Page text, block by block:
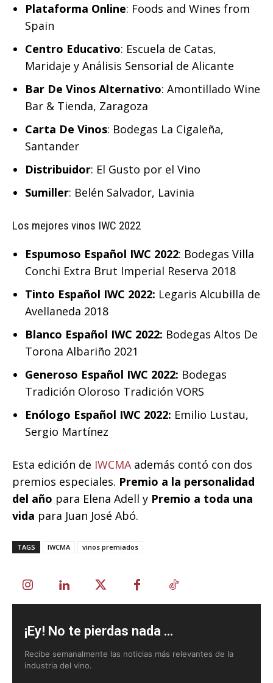
Plataforma Online: Foods and Wines from
Spain
Centro Educativo: Escuela de Catas,
Maridaje y Análisis Sensorial de Alicante
Bar De Vinos Alternativo: Amontillado Wine
Bar & Tienda, Zaragoza
Carta De Vinos: Bodegas La Cigaleña,
Santander
Distribuidor: El Gusto por el Vino
Sumiller: Belén Salvador, Lavinia
Los mejores vinos IWC 2022
Espumoso Español IWC 2022: Bodegas Villa
Conchi Extra Brut Imperial Reserva 2018
Tinto Español IWC 2022: Legaris Alcubilla de
Avellaneda 2018
Blanco Español IWC 2022: Bodegas Altos De
Torona Albariño 2021
Generoso Español IWC 2022: Bodegas
Tradición Oloroso Tradición VORS
Enólogo Español IWC 2022: Emilio Lustau,
Sergio Martínez
Esta edición de IWCMA además contó con dos
premios especiales. Premio a la personalidad
del año para Elena Adell y Premio a toda una
vida para Juan José Abó.
TAGS IWCMA vinos premiados
¡Ey! No te pierdas nada ...
Recibe semanalmente las noticias más relevantes de la
industria del vino.